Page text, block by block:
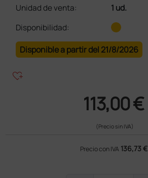
Unidad de venta:
1 ud.
Disponibilidad:
Disponible a partir del 21/8/2026
heart_plus
113,00 €
(Precio sin IVA)
Precio con IVA 136,73 €